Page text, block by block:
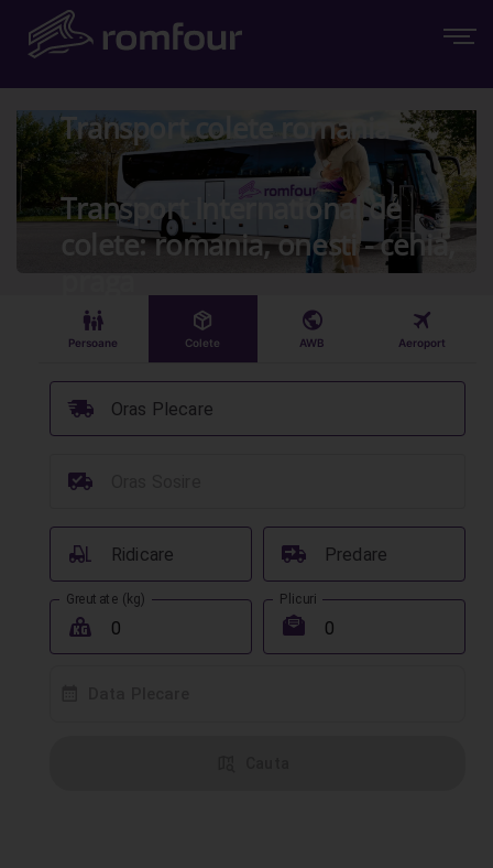
Transport colete romania
Transport International de
colete: romania, onesti - cehia,
praga
󱠣
Persoane
󰏗
Colete
󰇧
AWB
󰀝
Aeroport
Oras Plecare
󰞈
󰳔
Ridicare
󰟉 Predare
󰔾
Greutate (kg)
󰖢
Plicuri
󰾱